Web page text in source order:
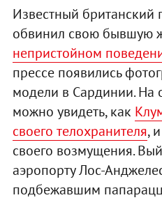
Известный британский
обвинил свою бывшую
непристойном
прессе появились
модели в Сардинии. На
можно увидеть, как
своего телохранителя,
своего возмущения.
аэропорту Лос-
подбежавшим